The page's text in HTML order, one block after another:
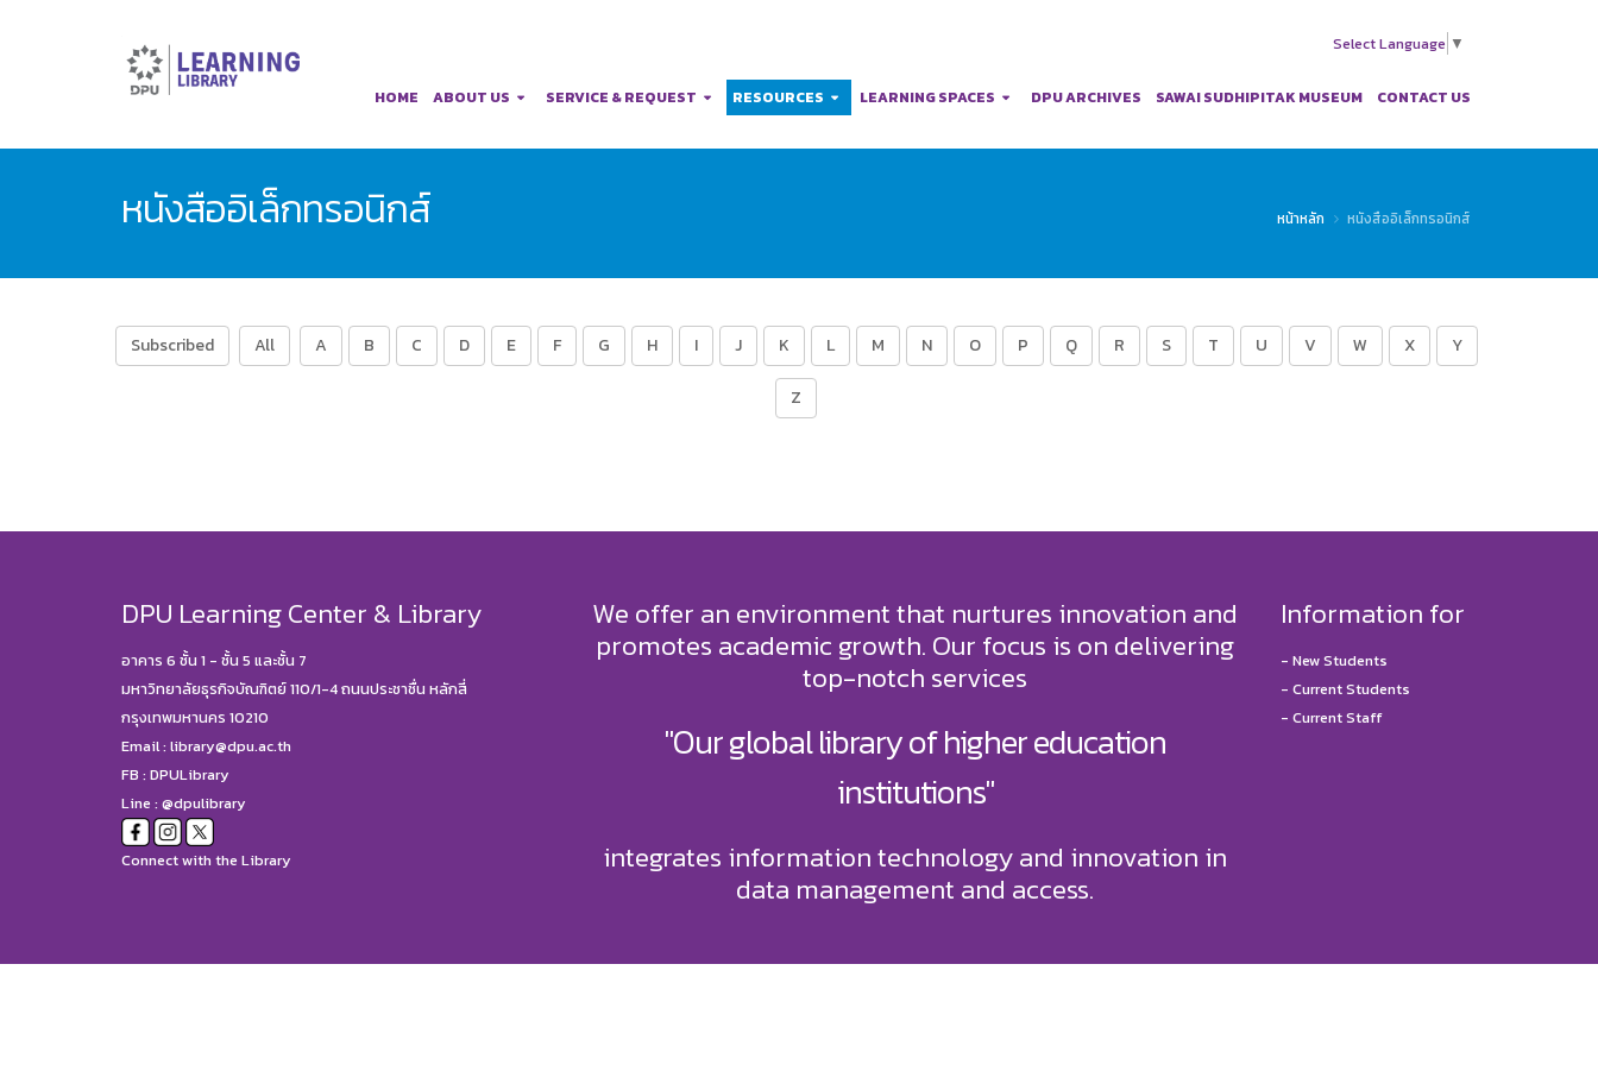
Select Language ▼
HOME ABOUT US SERVICE & REQUEST RESOURCES LEARNING SPACES DPU ARCHIVES SAWAI SUDHIPITAK MUSEUM CONTACT US
หนังสืออิเล็กทรอนิกส์ หน้าหลัก หนังสืออิเล็กทรอนิกส์
Subscribed All A B C D E F G H I J K L M N O P Q R S T U V W X Y
Z
DPU Learning Center & Library
อาคาร 6 ชั้น 1 - ชั้น 5 และชั้น 7
มหาวิทยาลัยธุรกิจบัณฑิตย์ 110/1-4 ถนนประชาชื่น หลักสี่
กรุงเทพมหานคร 10210
Email : library@dpu.ac.th
FB : DPULibrary
Line : @dpulibrary
Connect with the Library
We offer an environment that nurtures innovation and
promotes academic growth. Our focus is on delivering
top-notch services
"Our global library of higher education
institutions"
integrates information technology and innovation in
data management and access.
Information for
- New Students
- Current Students
- Current Staff